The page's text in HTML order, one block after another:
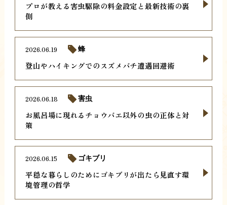
プロが教える害虫駆除の料金設定と最新技術の裏
側
登山やハイキングでのスズメバチ遭遇回避術
2026.06.19 蜂
お風呂場に現れるチョウバエ以外の虫の正体と対
策
2026.06.18 害虫
平穏な暮らしのためにゴキブリが出たら見直す環
境管理の哲学
2026.06.15 ゴキブリ